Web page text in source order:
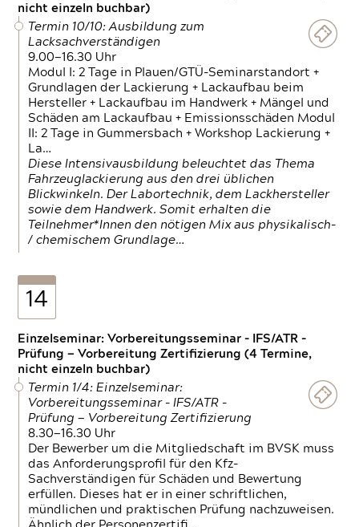
nicht einzeln buchbar)
Termin 10/10: Ausbildung zum
Lacksachverständigen
9.00—16.30 Uhr
Modul I: 2 Tage in Plauen/GTÜ-Seminarstandort +
Grundlagen der Lackierung + Lackaufbau beim
Hersteller + Lackaufbau im Handwerk + Mängel und
Schäden am Lackaufbau + Emissionsschäden Modul
II: 2 Tage in Gummersbach + Workshop Lackierung +
La…
Diese Intensivausbildung beleuchtet das Thema
Fahrzeuglackierung aus den drei üblichen
Blickwinkeln. Der Labortechnik, dem Lackhersteller
sowie dem Handwerk. Somit erhalten die
Teilnehmer*Innen den nötigen Mix aus physikalisch-
/ chemischem Grundlage…
14
Einzelseminar: Vorbereitungsseminar - IFS/ATR -
Prüfung — Vorbereitung Zertifizierung (4 Termine,
nicht einzeln buchbar)
Termin 1/4: Einzelseminar:
Vorbereitungsseminar - IFS/ATR -
Prüfung — Vorbereitung Zertifizierung
8.30—16.30 Uhr
Der Bewerber um die Mitgliedschaft im BVSK muss
das Anforderungsprofil für den Kfz-
Sachverständigen für Schäden und Bewertung
erfüllen. Dieses hat er in einer schriftlichen,
mündlichen und praktischen Prüfung nachzuweisen.